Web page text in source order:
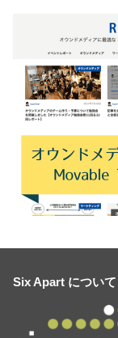
Six Apart について